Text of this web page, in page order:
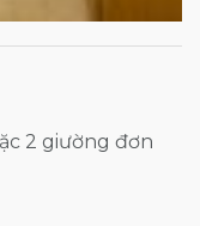
2 giường đơn